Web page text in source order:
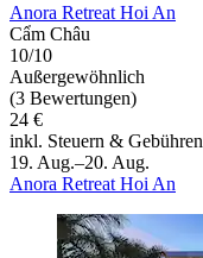
Anora Retreat Hoi An
Cẩm Châu
10/10
Außergewöhnlich
(3 Bewertungen)
24 €
inkl. Steuern & Gebühren
19. Aug.–20. Aug.
Anora Retreat Hoi An